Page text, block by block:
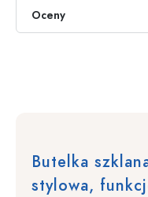
Oceny
Butelka
stylowa,